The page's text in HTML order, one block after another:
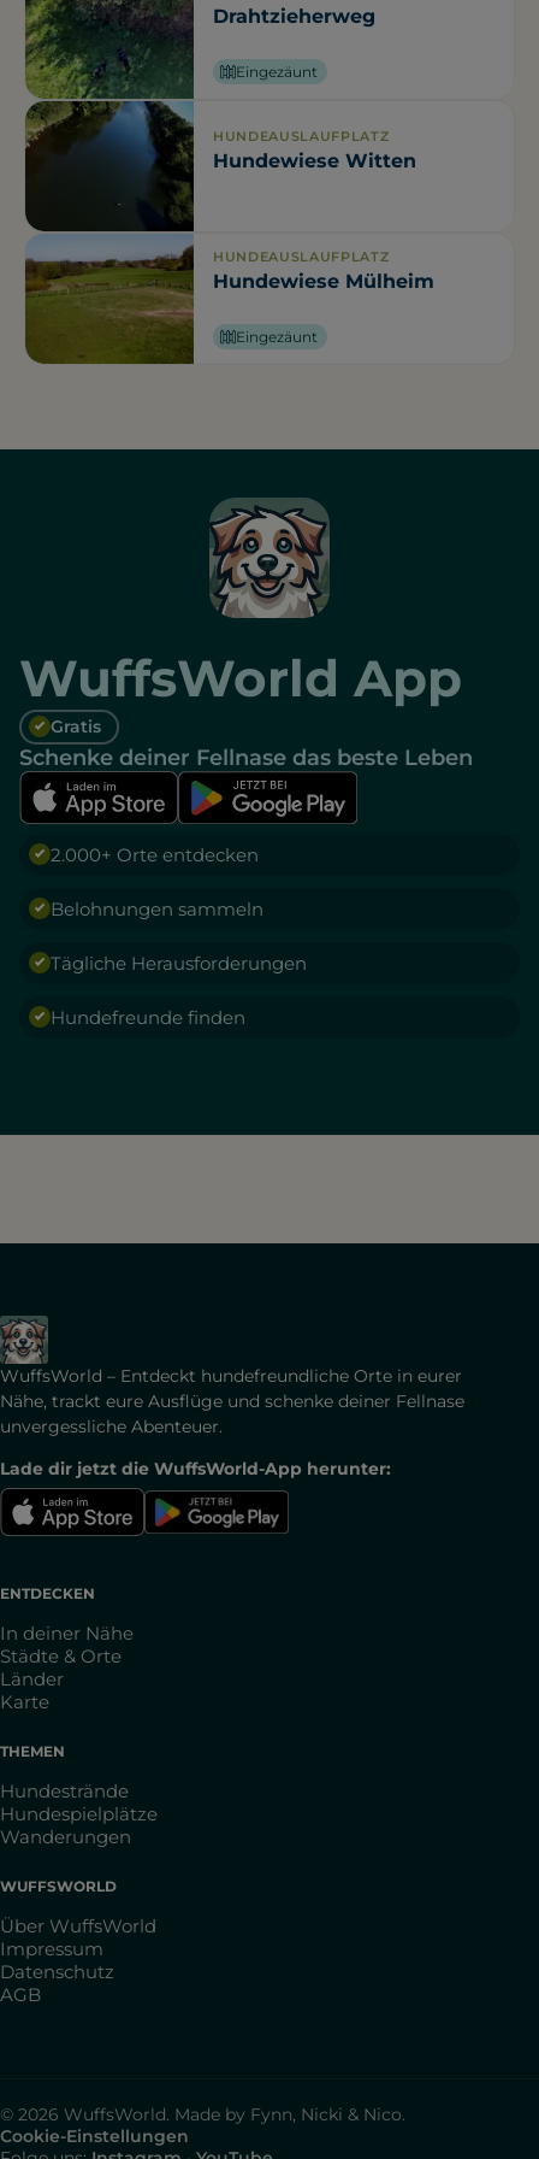
Drahtzieherweg
Eingezäunt
HUNDEAUSLAUFPLATZ
Hundewiese Witten
HUNDEAUSLAUFPLATZ
Hundewiese Mülheim
Eingezäunt
WuffsWorld App
Gratis
Schenke deiner Fellnase das beste Leben
2.000+ Orte entdecken
Belohnungen sammeln
Tägliche Herausforderungen
Hundefreunde finden
WuffsWorld – Entdeckt hundefreundliche Orte in eurer
Nähe, trackt eure Ausflüge und schenke deiner Fellnase
unvergessliche Abenteuer.
Lade dir jetzt die WuffsWorld-App herunter:
ENTDECKEN
In deiner Nähe
Städte & Orte
Länder
Karte
THEMEN
Hundestrände
Hundespielplätze
Wanderungen
WUFFSWORLD
Über WuffsWorld
Impressum
Datenschutz
AGB
© 2026 WuffsWorld. Made by Fynn, Nicki & Nico.
Cookie-Einstellungen